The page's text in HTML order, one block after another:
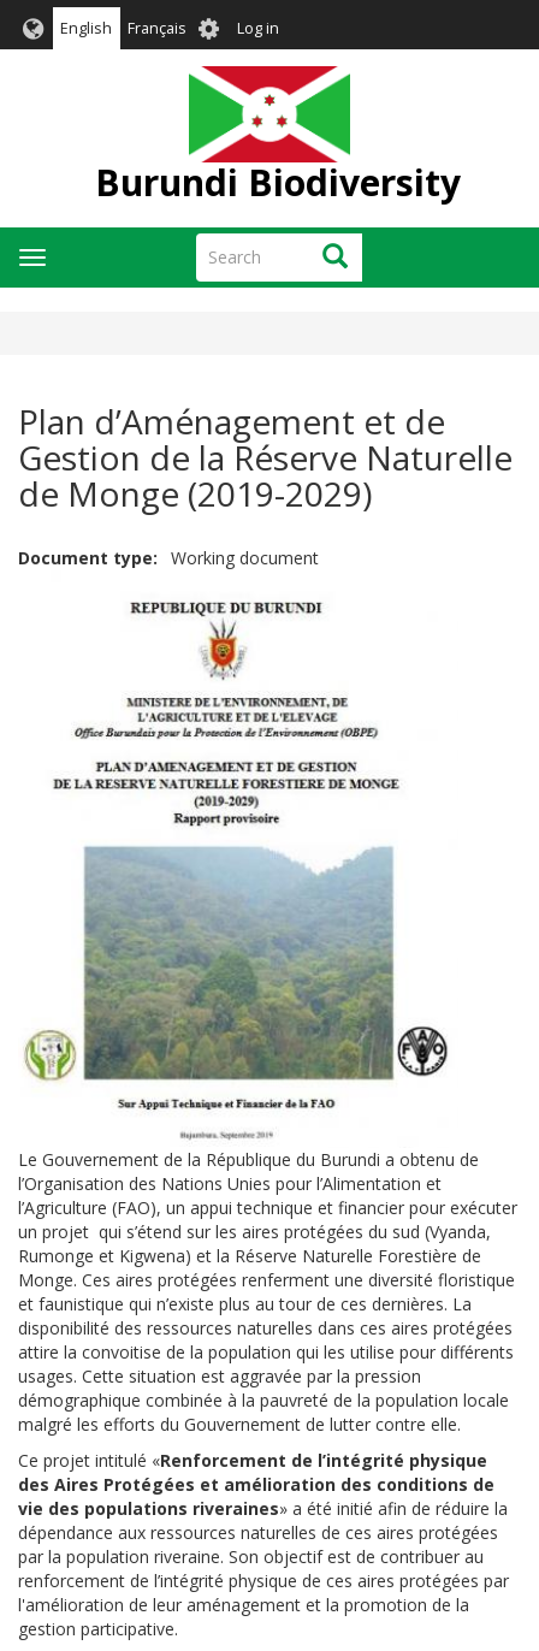
English Français User
account
menu
Log in
Burundi Biodiversity
Search Search
Toggle
navigation
Plan d’Aménagement et de
Gestion de la Réserve Naturelle
de Monge (2019-2029)
Document type Working document
Le Gouvernement de la République du Burundi a obtenu de
l’Organisation des Nations Unies pour l’Alimentation et
l’Agriculture (FAO), un appui technique et financier pour exécuter
un projet qui s’étend sur les aires protégées du sud (Vyanda,
Rumonge et Kigwena) et la Réserve Naturelle Forestière de
Monge. Ces aires protégées renferment une diversité floristique
et faunistique qui n’existe plus au tour de ces dernières. La
disponibilité des ressources naturelles dans ces aires protégées
attire la convoitise de la population qui les utilise pour différents
usages. Cette situation est aggravée par la pression
démographique combinée à la pauvreté de la population locale
malgré les efforts du Gouvernement de lutter contre elle.
Ce projet intitulé «Renforcement de l’intégrité physique
des Aires Protégées et amélioration des conditions de
vie des populations riveraines» a été initié afin de réduire la
dépendance aux ressources naturelles de ces aires protégées
par la population riveraine. Son objectif est de contribuer au
renforcement de l’intégrité physique de ces aires protégées par
l'amélioration de leur aménagement et la promotion de la
gestion participative.